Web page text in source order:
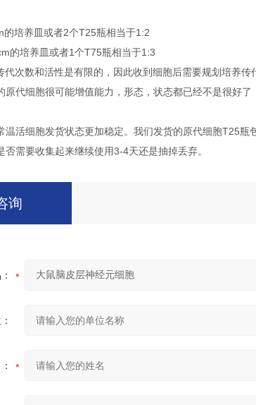
的培养皿或者2个T25瓶相当于1:2
的培养皿或者1个T75瓶相当于1:3
代次数和活性是有限的，因此收到细胞后需要规划培养
原代细胞很可能增值能力，形态，状态都已经不是很好了
温活细胞发货状态更加稳定。我们发货的原代细胞T25
否需要收集起来继续使用3-4天还是抽掉丢弃。
询